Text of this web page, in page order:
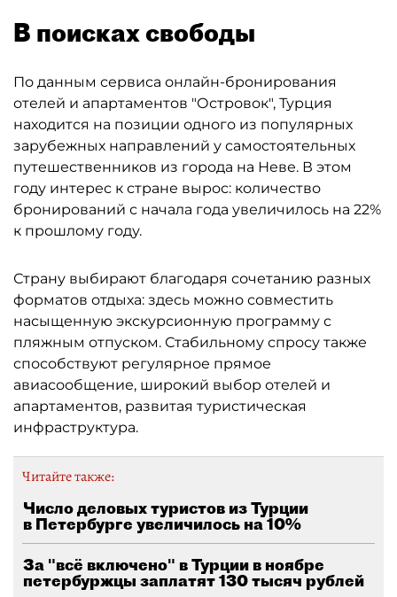
В поисках свободы
По данным сервиса онлайн-бронирования
отелей и апартаментов "Островок", Турция
находится на позиции одного из популярных
зарубежных направлений у самостоятельных
путешественников из города на Неве. В этом
году интерес к стране вырос: количество
бронирований с начала года увеличилось на 22%
к прошлому году.
Страну выбирают благодаря сочетанию разных
форматов отдыха: здесь можно совместить
насыщенную экскурсионную программу с
пляжным отпуском. Стабильному спросу также
способствуют регулярное прямое
авиасообщение, широкий выбор отелей и
апартаментов, развитая туристическая
инфраструктура.
Читайте также:
Число деловых туристов из Турции
в Петербурге увеличилось на 10%
За "всё включено" в Турции в ноябре
петербуржцы заплатят 130 тысяч рублей